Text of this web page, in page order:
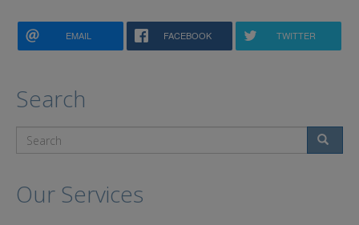
EMAIL FACEBOOK TWITTER
Search
Our Services